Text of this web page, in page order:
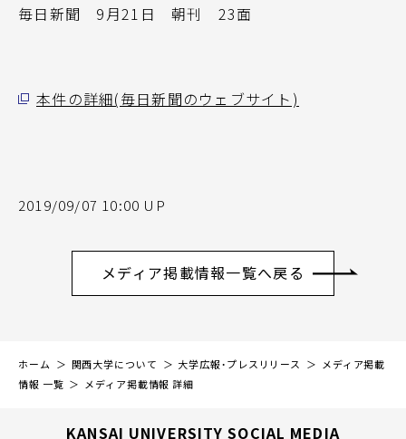
毎日新聞 9月21日 朝刊 23面
本件の詳細(毎日新聞のウェブサイト)
2019/09/07 10:00 UP
メディア掲載情報一覧へ戻る
ホーム 関西大学について 大学広報・プレスリリース
メディア掲載
情報 一覧
メディア掲載情報 詳細
KANSAI UNIVERSITY SOCIAL MEDIA